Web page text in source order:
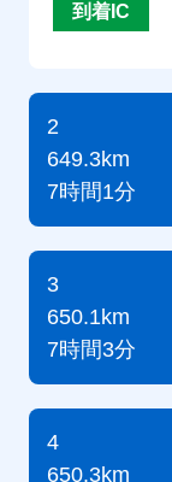
到着IC
2
649.3km
7時間1分
3
650.1km
7時間3分
4
650.3km